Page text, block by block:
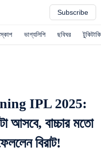
Subscribe
ভাগ্যলিপি ছবিঘর টুকিটাকি
IPL 2025:
আসবে, বাচ্চার মতো
বিরাট!